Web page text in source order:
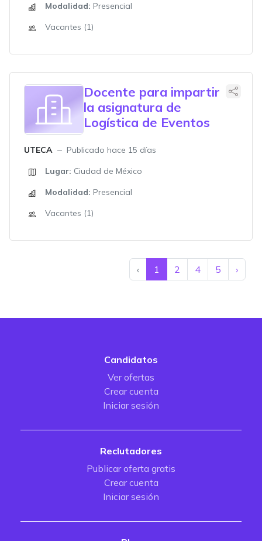
Modalidad: Presencial
Vacantes (1)
Docente para impartir
la asignatura de
Logística de Eventos
UTECA
Publicado hace 15 días
Lugar: Ciudad de México
Modalidad: Presencial
Vacantes (1)
‹ 1 2 4 5 ›
Candidatos
Ver ofertas
Crear cuenta
Iniciar sesión
Reclutadores
Publicar oferta gratis
Crear cuenta
Iniciar sesión